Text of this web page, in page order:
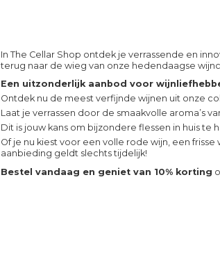
In The Cellar Shop ontdek je verrassende en
terug naar de wieg van onze hedendaagse
Een uitzonderlijk aanbod voor
Ontdek nu de meest verfijnde wijnen uit onze
Laat je verrassen door de smaakvolle aroma’s
Dit is jouw kans om bijzondere flessen in huis te
Of je nu kiest voor een volle rode wijn, een
aanbieding geldt slechts tijdelijk!
Bestel vandaag en geniet van 10% korting